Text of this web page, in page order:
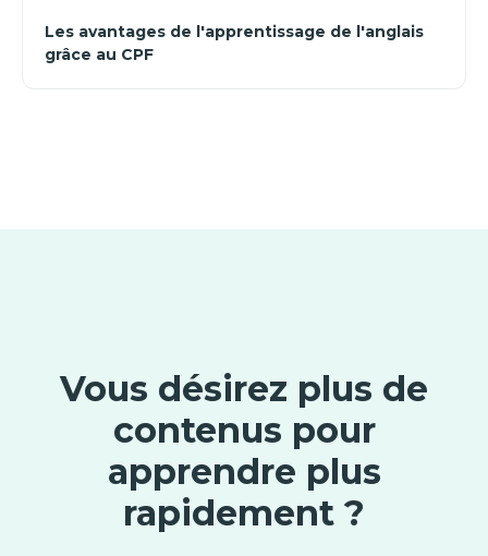
Les avantages de l'apprentissage de l'anglais
grâce au CPF
Vous désirez plus de
contenus pour
apprendre plus
rapidement ?